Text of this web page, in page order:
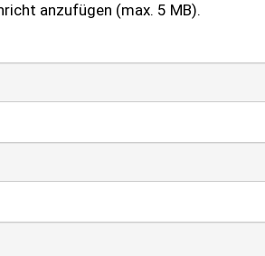
anzufügen (max. 5 MB).